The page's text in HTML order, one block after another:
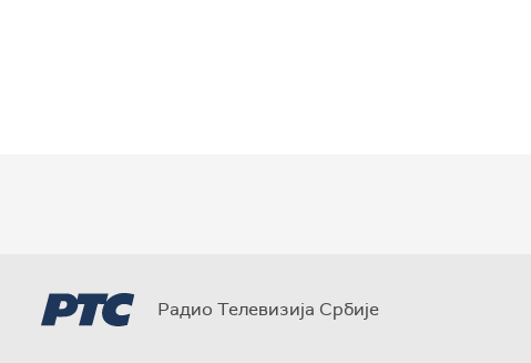
Радио Телевизија Србије